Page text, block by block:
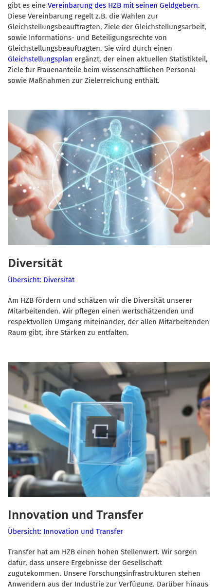
gibt es eine Vereinbarung des HZB mit seinen Geldgebern.
Diese Vereinbarung regelt z.B. die Wahlen zur
Gleichstellungsbeauftragten, Ziele der Gleichstellungsarbeit,
sowie Informations- und Beteiligungsrechte von
Gleichstellungsbeauftragten. Sie wird durch einen
Gleichstellungsplan ergänzt, der einen aktuellen Statistikteil,
Ziele für Frauenanteile beim wissenschaftlichen Personal
sowie Maßnahmen zur Zielerreichung enthält.
Diversität
Übersicht: Diversität
Am HZB fördern und schätzen wir die Diversität unserer
Mitarbeitenden. Wir pflegen einen wertschätzenden und
respektvollen Umgang miteinander, der allen Mitarbeitenden
Raum gibt, ihre Stärken zu entfalten.
Innovation und Transfer
Übersicht: Innovation und Transfer
Transfer hat am HZB einen hohen Stellenwert. Wir sorgen
dafür, dass unsere Ergebnisse der Gesellschaft
zugutekommen. Unsere Forschungsinfrastrukturen stehen
Anwendern aus der Industrie zur Verfügung. Darüber hinaus